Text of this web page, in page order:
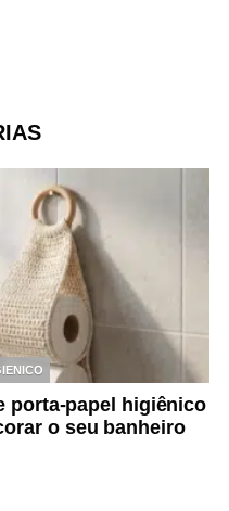
porta-papel higiênico
o seu banheiro